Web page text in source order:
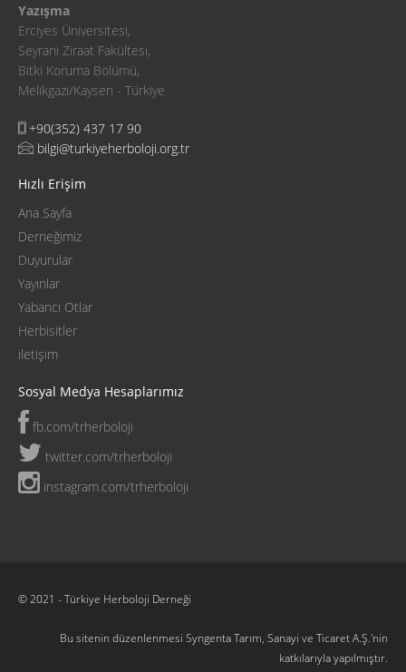
Yazışma
Erciyes Üniversitesi,
Seyrani Ziraat Fakültesi,
Bitki Koruma Bölümü,
Melikgazi/Kayseri - Türkiye
+90(352) 437 17 90
bilgi@turkiyeherboloji.org.tr
Hızlı Erişim
Ana Sayfa
Derneğimiz
Duyurular
Yayınlar
Yabancı Otlar
Herbisitler
iletişim
Sosyal Medya Hesaplarımız
fb.com/trherboloji
twitter.com/trherboloji
instagram.com/trherboloji
© 2021 - Türkiye Herboloji Derneği
Bu sitenin düzenlenmesi Syngenta Tarım, Sanayi ve Ticaret A.Ş.'nin
katkılarıyla yapılmıştır.